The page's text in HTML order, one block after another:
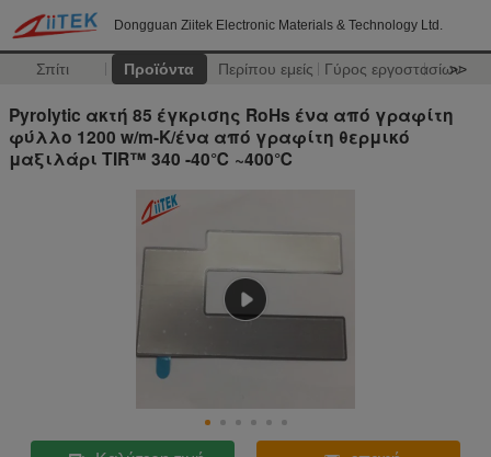
Dongguan Ziitek Electronic Materials & Technology Ltd.
Σπίτι Προϊόντα Περίπου εμείς Γύρος εργοστασίων
>>
Pyrolytic ακτή 85 έγκρισης RoHs ένα από γραφίτη
φύλλο 1200 w/m-Κ/ένα από γραφίτη θερμικό
μαξιλάρι TIR™ 340 -40℃ ~400℃